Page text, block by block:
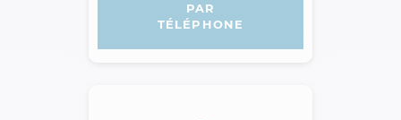
PAR
TÉLÉPHONE